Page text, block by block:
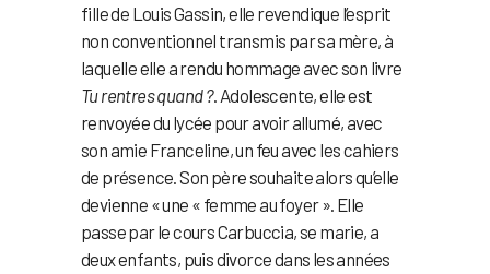
fille de Louis Gassin, elle revendique l’esprit
non conventionnel transmis par sa mère, à
laquelle elle a rendu hommage avec son livre
Tu rentres quand ?. Adolescente, elle est
renvoyée du lycée pour avoir allumé, avec
son amie Franceline, un feu avec les cahiers
de présence. Son père souhaite alors qu’elle
devienne « une « femme au foyer ». Elle
passe par le cours Carbuccia, se marie, a
deux enfants, puis divorce dans les années